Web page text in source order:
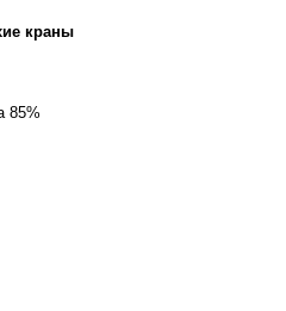
краны
85%